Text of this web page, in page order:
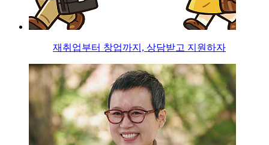
재취업부터 창업까지, 상담받고 지원하자